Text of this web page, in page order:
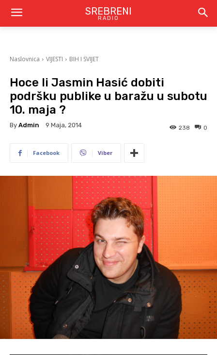
SREBRENI
RADIO
Naslovnica VIJESTI BIH I SVIJET
Hoce li Jasmin Hasić dobiti
podršku publike u baražu u subotu
10. maja ?
By Admin 9 Maja, 2014 0
238
Facebook Viber